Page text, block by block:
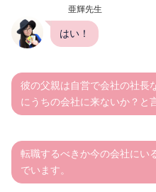
亜輝先生
はい！
彼の父親は自営で会社の社長
にうちの会社に来ないか？と
転職するべきか今の会社にい
でいます。